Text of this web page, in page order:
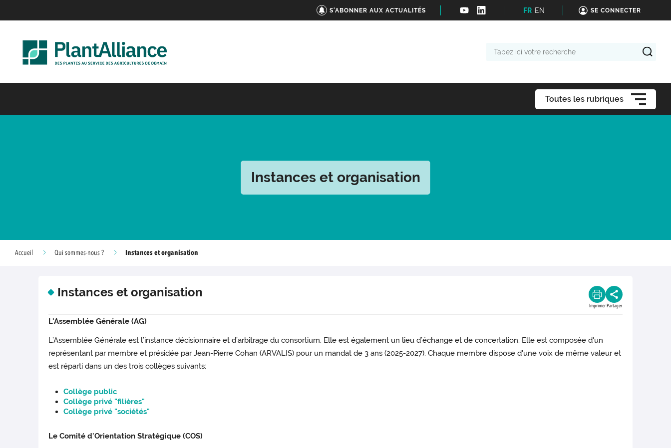
S'ABONNER AUX ACTUALITÉS FR EN SE CONNECTER
Toutes les rubriques
Instances et organisation
Accueil Qui sommes-nous ? Instances et organisation
Instances et organisation
Imprimer Partager
L'Assemblée Générale (AG)
L’Assemblée Générale est l’instance décisionnaire et d’arbitrage du consortium. Elle est également un lieu d’échange et de concertation. Elle est composée d'un
représentant par membre et présidée par Jean-Pierre Cohan (ARVALIS) pour un mandat de 3 ans (2025-2027). Chaque membre dispose d'une voix de même valeur et
est réparti dans un des trois collèges suivants:
Collège public
Collège privé "filières"
Collège privé "sociétés"
Le Comité d'Orientation Stratégique (COS)